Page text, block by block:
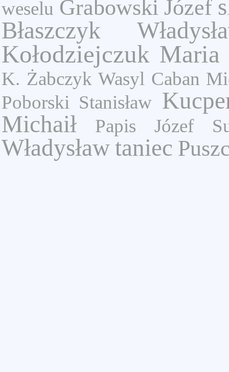
weselu Grabowski Józef
Błaszczyk
Kołodziejczuk Maria
K. Żabczyk Wasyl Caban
Poborski Stanisław
Michaił
Papis Józef
Władysławtaniec